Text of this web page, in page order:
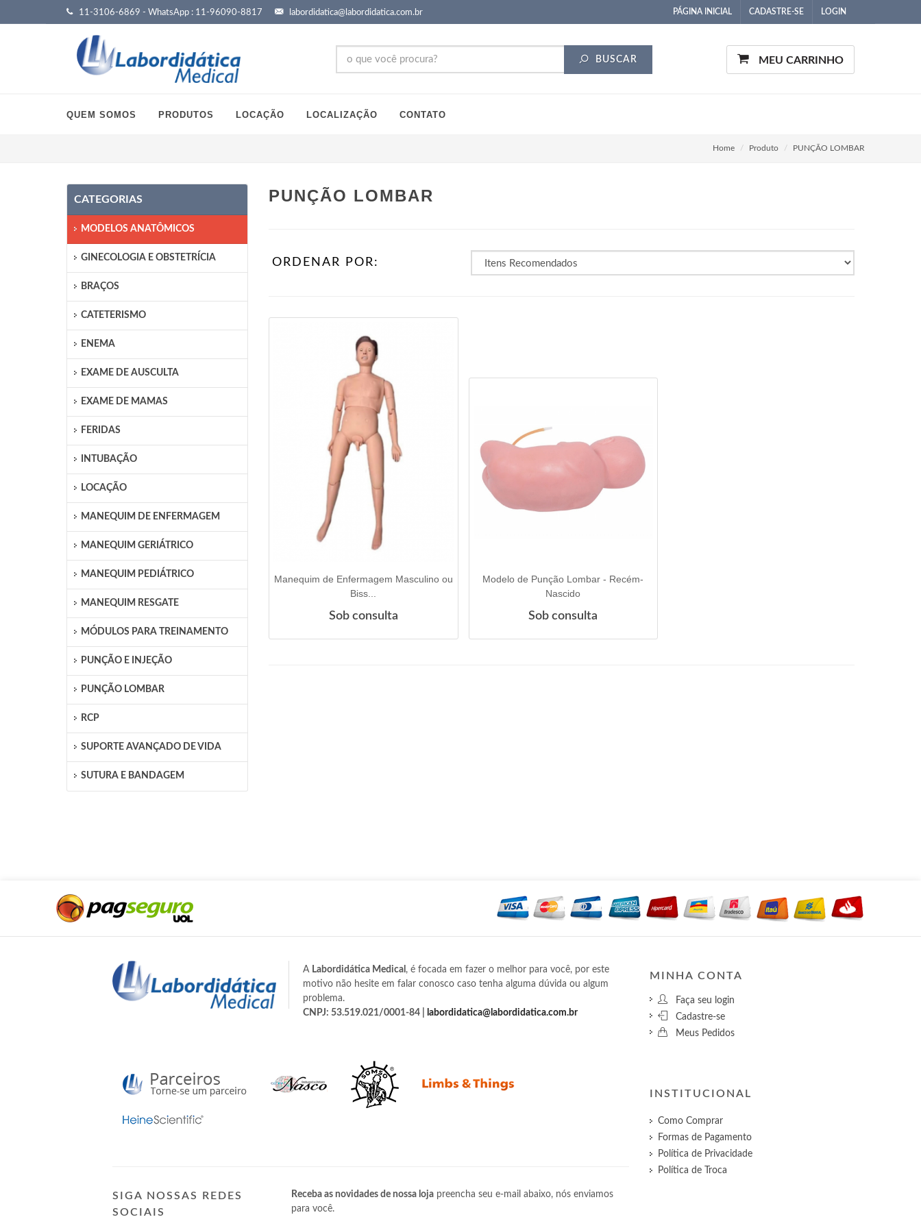
11-3106-6869 - WhatsApp : 11-96090-8817 labordidatica@labordidatica.com.br PÁGINA INICIAL CADASTRE-SE LOGIN
BUSCAR MEU CARRINHO
QUEM SOMOS PRODUTOS LOCAÇÃO LOCALIZAÇÃO CONTATO
Home Produto PUNÇÃO LOMBAR
CATEGORIAS
MODELOS ANATÔMICOS
GINECOLOGIA E OBSTETRÍCIA
BRAÇOS
CATETERISMO
ENEMA
EXAME DE AUSCULTA
EXAME DE MAMAS
FERIDAS
INTUBAÇÃO
LOCAÇÃO
MANEQUIM DE ENFERMAGEM
MANEQUIM GERIÁTRICO
MANEQUIM PEDIÁTRICO
MANEQUIM RESGATE
MÓDULOS PARA TREINAMENTO
PUNÇÃO E INJEÇÃO
PUNÇÃO LOMBAR
RCP
SUPORTE AVANÇADO DE VIDA
SUTURA E BANDAGEM
PUNÇÃO LOMBAR
ORDENAR POR:
VER DETALHES
Manequim de Enfermagem Masculino ou
Biss...
Sob consulta
VER DETALHES
Modelo de Punção Lombar - Recém-
Nascido
Sob consulta
A Labordidática Medical , é focada em fazer o melhor para você, por este
motivo não hesite em falar conosco caso tenha alguma dúvida ou algum
problema.
CNPJ: 53.519.021/0001-84 |
labordidatica@labordidatica.com.br
SIGA NOSSAS REDES
SOCIAIS
Receba as novidades de nossa loja preencha seu e-mail abaixo, nós enviamos
para você.
MINHA CONTA
Faça seu login
Cadastre-se
Meus Pedidos
INSTITUCIONAL
Como Comprar
Formas de Pagamento
Política de Privacidade
Política de Troca